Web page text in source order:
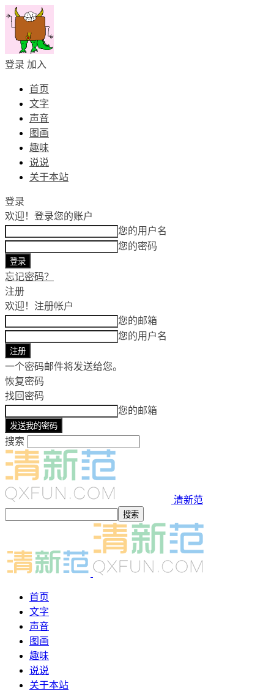
登录 加入
首页
文字
声音
图画
趣味
说说
关于本站
登录
欢迎！ 登录您的账户
您的用户名
您的密码
忘记密码？
注册
欢迎！ 注册帐户
您的邮箱
您的用户名
一个密码邮件将发送给您。
恢复密码
找回密码
您的邮箱
搜索
清新范
首页
文字
声音
图画
趣味
说说
关于本站